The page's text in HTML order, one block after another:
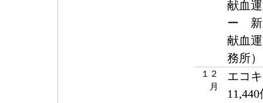
献血
ー 新
献血
務所）
１２
月
エコ
11,440